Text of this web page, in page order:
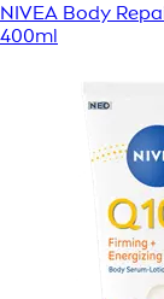
NIVEA Body
400ml